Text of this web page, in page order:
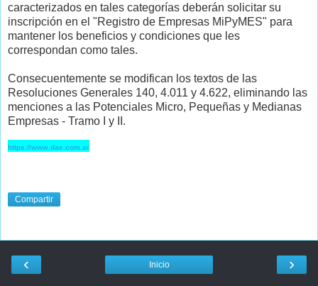
caracterizados en tales categorías deberán solicitar su
inscripción en el "Registro de Empresas MiPyMES" para
mantener los beneficios y condiciones que les
correspondan como tales.
Consecuentemente se modifican los textos de las
Resoluciones Generales 140, 4.011 y 4.622, eliminando las
menciones a las Potenciales Micro, Pequeñas y Medianas
Empresas - Tramo I y II.
https://www.dae.com.ar
Compartir
‹ ›
Inicio